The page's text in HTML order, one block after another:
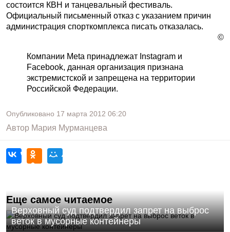
состоится КВН и танцевальный фестиваль.
Официальный письменный отказ с указанием причин
администрация спорткомплекса писать отказалась.
©
Компании Meta принадлежат Instagram и
Facebook, данная организация признана
экстремистской и запрещена на территории
Российской Федерации.
Опубликовано 17 марта 2012 06:20
Автор Мария Мурманцева
Еще самое читаемое
Верховный суд подтвердил запрет на выброс
веток в мусорные контейнеры